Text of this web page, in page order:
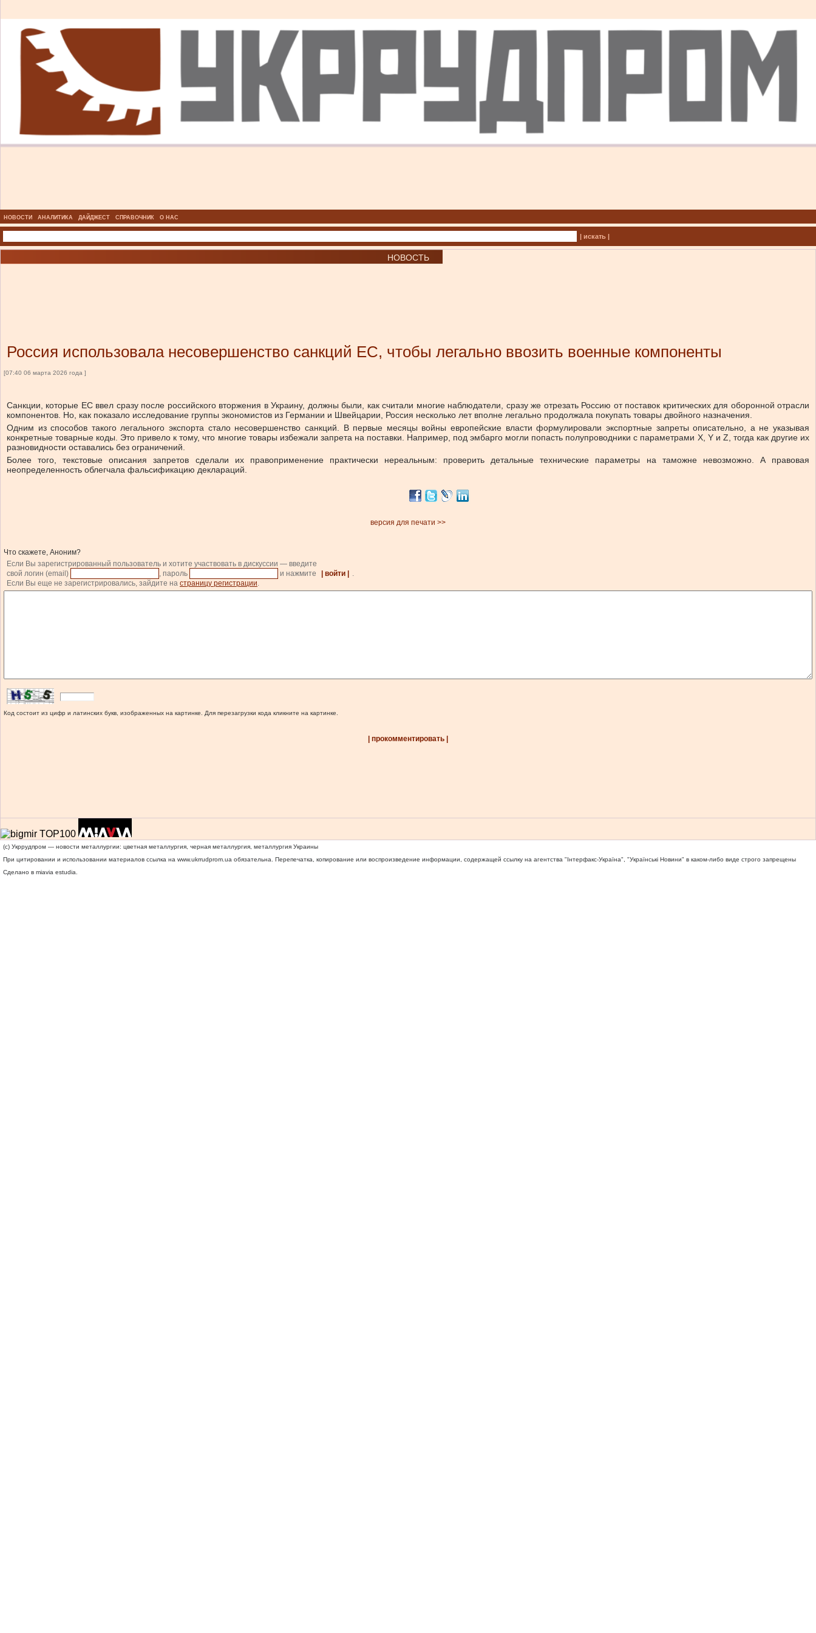
НОВОСТИ АНАЛИТИКА ДАЙДЖЕСТ СПРАВОЧНИК О НАС
| искать |
НОВОСТЬ
Россия использовала несовершенство санкций ЕС, чтобы легально ввозить военные компоненты
[07:40 06 марта 2026 года ]
Санкции, которые ЕС ввел сразу после российского вторжения в Украину, должны были, как считали многие наблюдатели, сразу же отрезать Россию от поставок критических для оборонной отрасли
компонентов. Но, как показало исследование группы экономистов из Германии и Швейцарии, Россия несколько лет вполне легально продолжала покупать товары двойного назначения.
Одним из способов такого легального экспорта стало несовершенство санкций. В первые месяцы войны европейские власти формулировали экспортные запреты описательно, а не указывая
конкретные товарные коды. Это привело к тому, что многие товары избежали запрета на поставки. Например, под эмбарго могли попасть полупроводники с параметрами X, Y и Z, тогда как другие их
разновидности оставались без ограничений.
Более того, текстовые описания запретов сделали их правоприменение практически нереальным: проверить детальные технические параметры на таможне невозможно. А правовая
неопределенность облегчала фальсификацию деклараций.
версия для печати >>
Что скажете, Аноним?
Если Вы зарегистрированный пользователь и хотите участвовать в дискуссии — введите
свой логин (email)
, пароль и нажмите | войти |
.
Если Вы еще не зарегистрировались, зайдите на страницу регистрации.
Код состоит из цифр и латинских букв, изображенных на картинке. Для перезагрузки кода кликните на картинке.
| прокомментировать |
(c) Укррудпром — новости металлургии: цветная металлургия, черная металлургия, металлургия Украины
При цитировании и использовании материалов ссылка на www.ukrrudprom.ua обязательна. Перепечатка, копирование или воспроизведение информации, содержащей ссылку на агентства "Iнтерфакс-Україна", "Українськi Новини" в каком-либо виде строго запрещены
Сделано в miavia estudia.